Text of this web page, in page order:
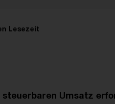
Lesezeit
steuerbaren Umsatz